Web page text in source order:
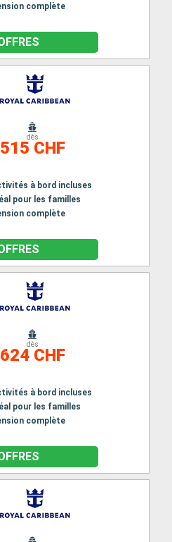
complète
dès
515 CHF
à bord incluses
pour les familles
complète
dès
624 CHF
à bord incluses
pour les familles
complète